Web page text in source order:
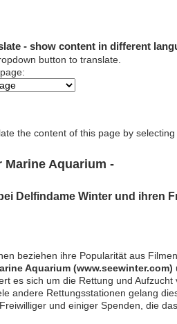
- show content in different
button to translate.
the content of this page by
Marine Aquarium -
Delfindame Winter und ihren
beziehen ihre Popularität aus
Aquarium (www.seewinter.com)
es sich um die Rettung und
andere Rettungsstationen gelang
und einiger Spenden, die